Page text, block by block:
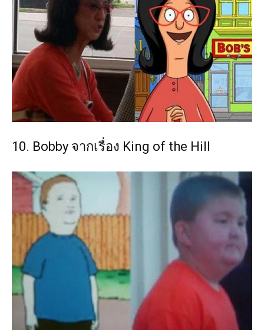
10. Bobby จากเรื่อง King of the Hill